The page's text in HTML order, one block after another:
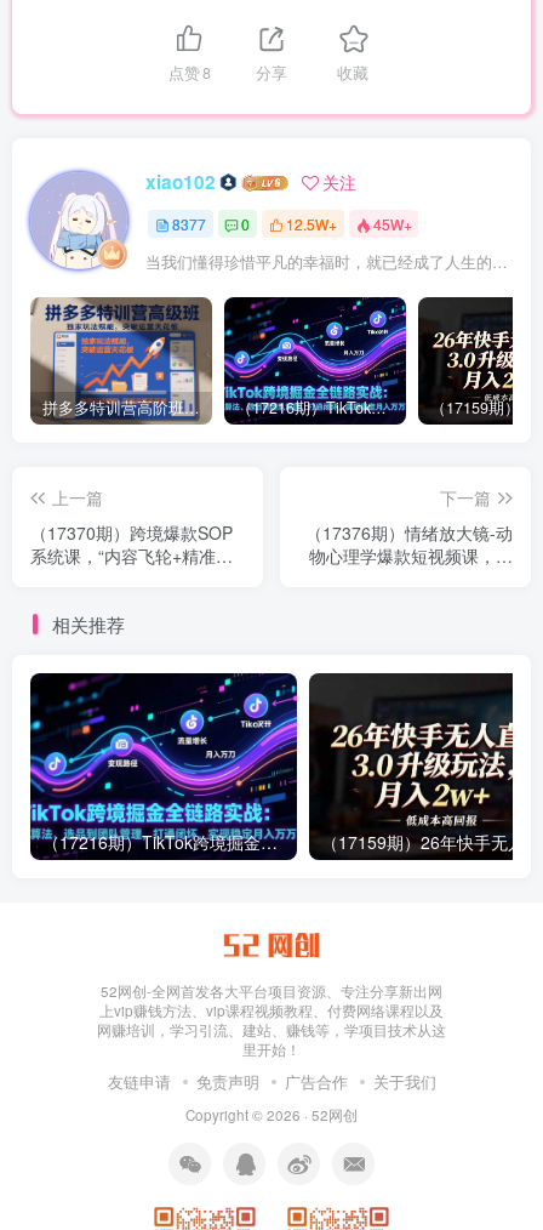
点赞8 分享 收藏
xiao102 关注
8377 0 12.5W+ 45W+
当我们懂得珍惜平凡的幸福时，就已经成了人生的赢家
拼多多特训营高阶班，独家玩法赋能，突破运营天花板（更新26年1月） （17216期）TikTok跨境掘金全链路实战：从算法、选品到团队管理，打通闭环，实现稳定月入万刀
上一篇
（17370期）跨境爆款SOP
系统课，“内容飞轮+精准投
下一篇
（17376期）情绪放大镜-动
物心理学爆款短视频课，文
相关推荐
（17216期）TikTok跨境掘金全链路实战：从算法、选品到团队管理，打通闭环，实现稳定月入万刀
52网创-全网首发各大平台项目资源、专注分享新出网
上vip赚钱方法、vip课程视频教程、付费网络课程以及
网赚培训，学习引流、建站、赚钱等，学项目技术从这
里开始！
友链申请 免责声明 广告合作 关于我们
Copyright © 2026 · 52网创